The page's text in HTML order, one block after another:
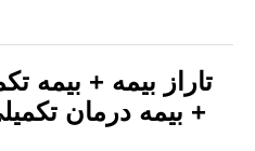
تاراز بیمه + بیمه
+ بیمه درمان